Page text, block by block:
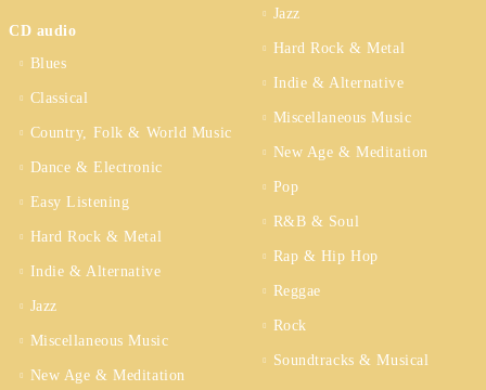
CD audio
Blues
Classical
Country, Folk & World Music
Dance & Electronic
Easy Listening
Hard Rock & Metal
Indie & Alternative
Jazz
Miscellaneous Music
New Age & Meditation
Jazz
Hard Rock & Metal
Indie & Alternative
Miscellaneous Music
New Age & Meditation
Pop
R&B & Soul
Rap & Hip Hop
Reggae
Rock
Soundtracks & Musical